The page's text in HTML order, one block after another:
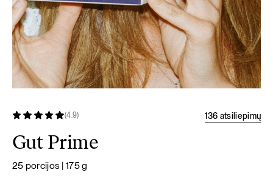
(4.9) 136 atsiliepimų
Gut Prime
25 porcijos | 175 g